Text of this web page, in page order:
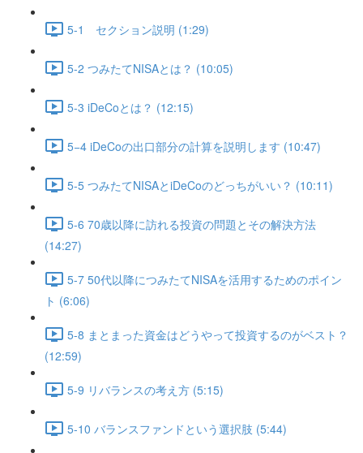
5-1 セクション説明 (1:29)
5-2 つみたてNISAとは？ (10:05)
5-3 iDeCoとは？ (12:15)
5−4 iDeCoの出口部分の計算を説明します (10:47)
5-5 つみたてNISAとiDeCoのどっちがいい？ (10:11)
5-6 70歳以降に訪れる投資の問題とその解決方法
(14:27)
5-7 50代以降につみたてNISAを活用するためのポイン
ト (6:06)
5-8 まとまった資金はどうやって投資するのがベスト？
(12:59)
5-9 リバランスの考え方 (5:15)
5-10 バランスファンドという選択肢 (5:44)